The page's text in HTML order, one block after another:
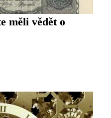
měli vědět o